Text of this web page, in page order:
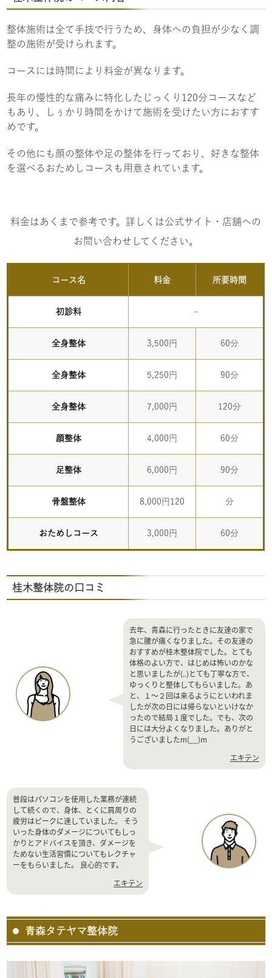
整体施術は全て手技で行うため、身体への負担が少なく調
整の施術が受けられます。
コースには時間により料金が異なります。
長年の慢性的な痛みに特化したじっくり120分コースなど
もあり、しぅかり時間をかけて施術を受けたい方におすす
めです。
その他にも顔の整体や足の整体を行っており、好きな整体
を選べるおためしコースも用意されています。
料金はあくまで参考です。詳しくは公式サイト・店舗への
お問い合わせしてください。
コース名 料金 所要時間
初診料 –
全身整体 3,500円 60分
全身整体 5,250円 90分
全身整体 7,000円 120分
顔整体 4,000円 60分
足整体 6,000円 90分
骨盤整体 8,000円120 分
おためしコース 3,000円 60分
桂木整体院の口コミ
去年、青森に行ったときに友達の家で
急に腰が痛くなりました。その友達の
おすすめが桂木整体院でした。とても
体格のよい方で、はじめは怖いのかな
と思いましたが(..)とても丁寧な方で、
ゆっくりと整体してもらいました。あ
と、１～２回は来るようにといわれま
したが次の日には帰らないといけなか
ったので結局１度でした。でも、次の
日には大分よくなりました。ありがと
うございましたm(__)m
エキテン
普段はパソコンを使用した業務が連続
して続くので、身体、とくに肩周りの
疲労はピークに達していました。 そう
いった身体のダメージについてもしっ
かりとアドバイスを頂き、ダメージを
ためない生活習慣についてもレクチャ
ーをもらいました。 良心的です。
エキテン
青森タテヤマ整体院